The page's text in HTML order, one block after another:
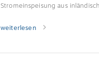
Stromeinspeisung aus
weiterlesen